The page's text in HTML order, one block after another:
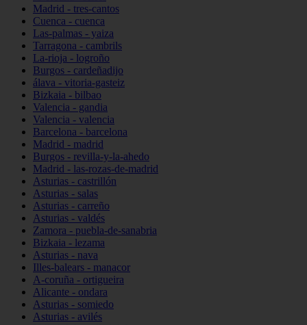
Madrid - tres-cantos
Cuenca - cuenca
Las-palmas - yaiza
Tarragona - cambrils
La-rioja - logroño
Burgos - cardeñadijo
álava - vitoria-gasteiz
Bizkaia - bilbao
Valencia - gandia
Valencia - valencia
Barcelona - barcelona
Madrid - madrid
Burgos - revilla-y-la-ahedo
Madrid - las-rozas-de-madrid
Asturias - castrillón
Asturias - salas
Asturias - carreño
Asturias - valdés
Zamora - puebla-de-sanabria
Bizkaia - lezama
Asturias - nava
Illes-balears - manacor
A-coruña - ortigueira
Alicante - ondara
Asturias - somiedo
Asturias - avilés